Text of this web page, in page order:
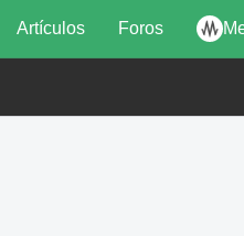
Artículos Foros